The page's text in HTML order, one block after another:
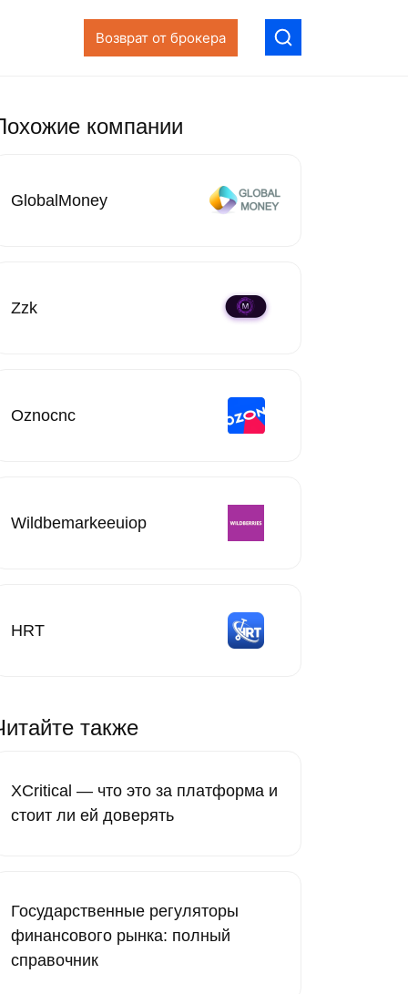
Возврат от брокера
компании
GlobalMoney
Zzk
Oznocnc
Wildbemarkeeuiop
HRT
также
XCritical — что это за платформа и
стоит ли ей доверять
Государственные регуляторы
финансового рынка: полный
справочник